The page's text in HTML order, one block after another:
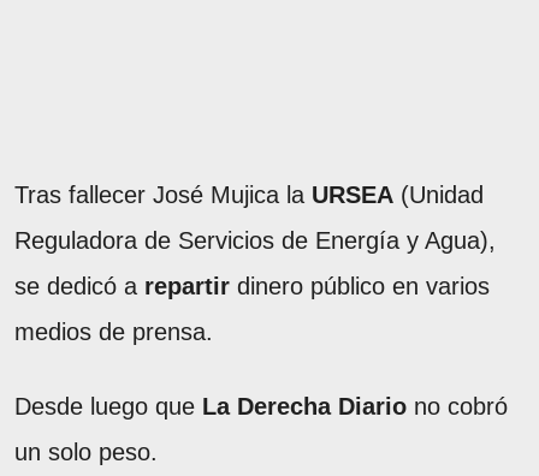
Tras fallecer José Mujica la URSEA (Unidad
Reguladora de Servicios de Energía y Agua),
se dedicó a repartir dinero público en varios
medios de prensa.
Desde luego que La Derecha Diario no cobró
un solo peso.